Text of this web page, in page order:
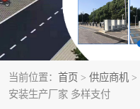
当前位置： 首页 > 供应商机 >
安装生产厂家 多样支付
电动自行车充电桩
充电桩